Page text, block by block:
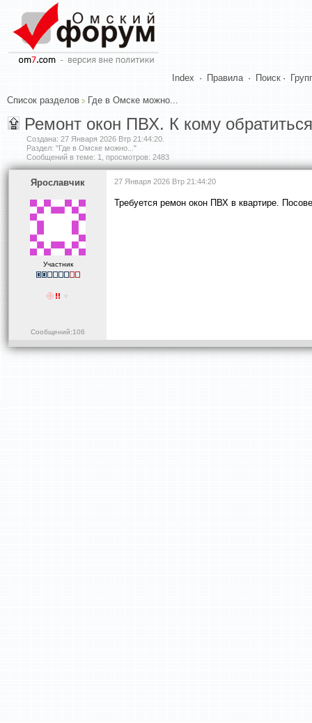
Index · Правила · Поиск ·
Список разделов Где в Омске можно...
Ремонт окон ПВХ. К кому
Создана: 27 Января 2026 Втр 21:44:20
Раздел: "Где в Омске можно..."
Сообщений в теме: 1, просмотров: 2483
Ярославчик
Участник
Сообщений:106
27 Января 2026 Втр 21:44:20
Требуется ремон окон ПВХ в квартире.